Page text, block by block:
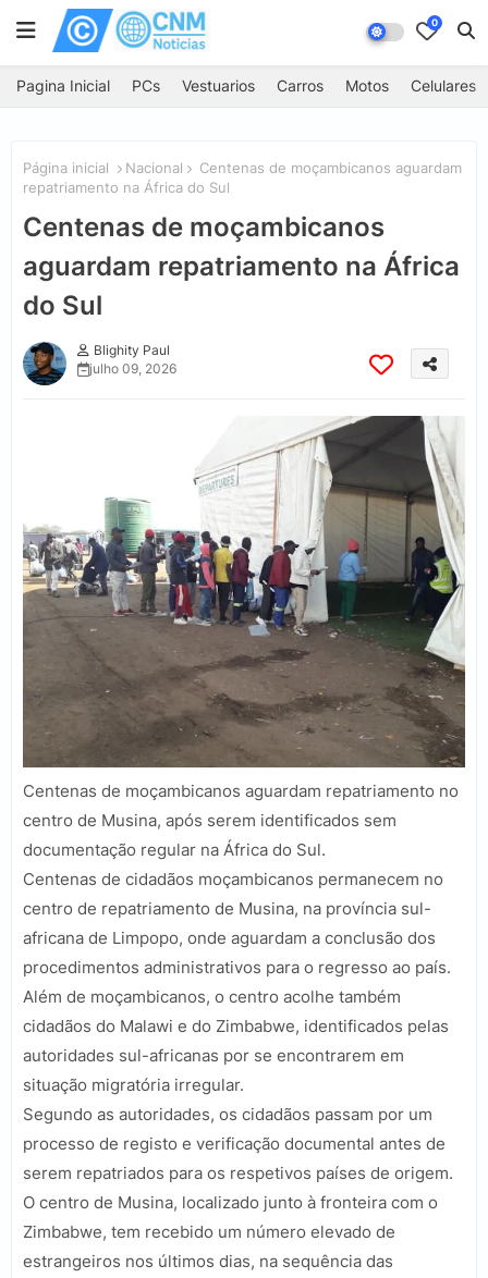
0
Pagina Inicial PCs Vestuarios Carros Motos Celulares
Página inicial Nacional
Centenas de moçambicanos aguardam
repatriamento na África do Sul
Centenas de moçambicanos
aguardam repatriamento na África
do Sul
Blighity Paul
julho 09, 2026
Centenas de moçambicanos aguardam repatriamento no
centro de Musina, após serem identificados sem
documentação regular na África do Sul.
Centenas de cidadãos moçambicanos permanecem no
centro de repatriamento de Musina, na província sul-
africana de Limpopo, onde aguardam a conclusão dos
procedimentos administrativos para o regresso ao país.
Além de moçambicanos, o centro acolhe também
cidadãos do Malawi e do Zimbabwe, identificados pelas
autoridades sul-africanas por se encontrarem em
situação migratória irregular.
Segundo as autoridades, os cidadãos passam por um
processo de registo e verificação documental antes de
serem repatriados para os respetivos países de origem.
O centro de Musina, localizado junto à fronteira com o
Zimbabwe, tem recebido um número elevado de
estrangeiros nos últimos dias, na sequência das